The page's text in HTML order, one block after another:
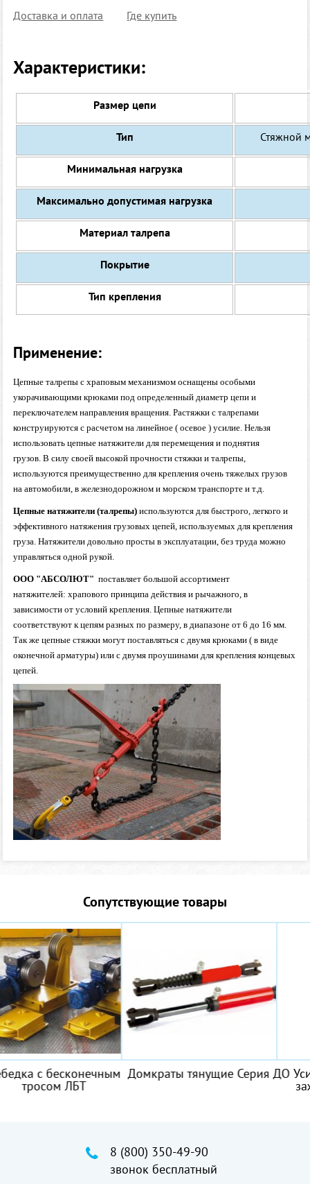
Доставка и оплата Где купить
Характеристики:
Размер цепи
Тип Стяжной
Минимальная нагрузка
Максимально допустимая нагрузка
Материал талрепа
Покрытие
Тип крепления
Применение:
Цепные талрепы с храповым механизмом оснащены особыми
укорачивающими крюками под определенный диаметр цепи и
переключателем направления вращения.Растяжки с талрепами
конструируются с расчетом на линейное ( осевое ) усилие. Нельзя
использовать цепные натяжители для перемещения и поднятия
грузов. В силу своей высокой прочности стяжки и талрепы,
используются преимущественно для крепления очень тяжелых грузов
на автомобили, в железнодорожном и морском транспорте и т.д.
Цепные натяжители (талрепы) используются для быстрого, легкого и
эффективного натяжения грузовых цепей, используемых для крепления
груза. Натяжители довольно просты в эксплуатации, без труда можно
управляться одной рукой.
ООО "АБСОЛЮТ" поставляет большой ассортимент
натяжителей: храпового принципа действия и рычажного, в
зависимости от условий крепления. Цепные натяжители
соответствуют к цепям разных по размеру, в диапазонеот 6 до 16 мм.
Так же цепные стяжки могут поставляться с двумя крюками ( в виде
оконечной арматуры) или с двумя проушинами для крепления концевых
цепей.
Сопутствующие товары
Домкраты тянущие Серия ДО Усиленные
зажимы SAE 1045
8 (800) 350-49-90
звонок бесплатный